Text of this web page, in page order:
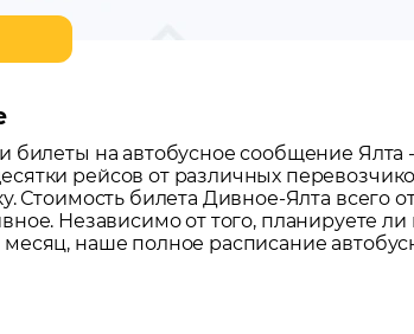
билеты на автобусное сообщение Ялта -
рейсов от различных
Стоимость билета Дивное-Ялта всего
. Независимо от того, планируете
наше полное расписание